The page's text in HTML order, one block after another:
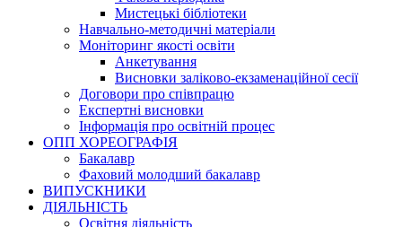
Мистецькі бібліотеки
Навчально-методичні матеріали
Моніторинг якості освіти
Анкетування
Висновки заліково-екзаменаційної сесії
Договори про співпрацю
Експертні висновки
Інформація про освітній процес
ОПП ХОРЕОГРАФІЯ
Бакалавр
Фаховий молодший бакалавр
ВИПУСКНИКИ
ДІЯЛЬНІСТЬ
Освітня діяльність